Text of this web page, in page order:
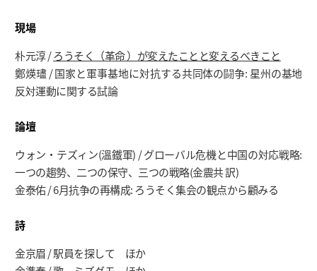
現場
朴元淳 /ろうそく（革命 ）が変えたことと変えるべきこと
鄭煐璶 / 国家と軍事基地に対抗する共同体の闘争: 星州の基地
反対運動に関する試論
論壇
ウォン・テズィン(溫鐵軍) / グローバル危機と中国の対応戦略:
一つの趨勢、二つの保守、三つの戦略(金震共 訳)
金泰佑 / 6月抗争の再構成: ろうそく集会の観点から顧みる
詩
金京眉 / 駅員を探して ほか